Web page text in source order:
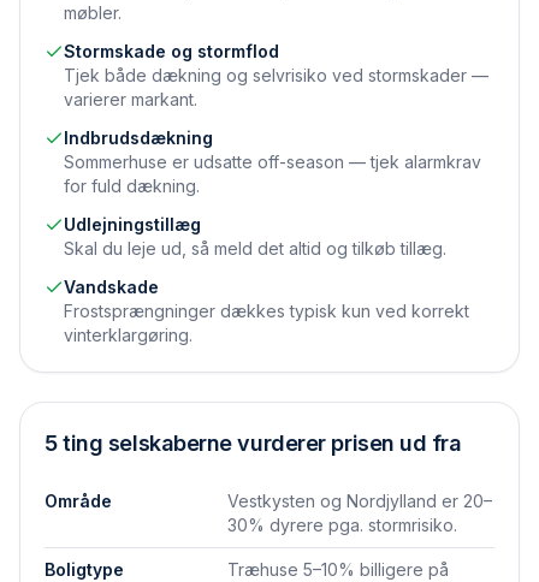
møbler.
Stormskade og storm­flod
Tjek både dækning og selvrisiko ved stormskader —
varierer markant.
Indbruds­dækning
Sommerhuse er udsatte off-season — tjek alarmkrav
for fuld dækning.
Udlejningstillæg
Skal du leje ud, så meld det altid og tilkøb tillæg.
Vandskade
Frostsprængninger dækkes typisk kun ved korrekt
vinter­klargøring.
5 ting selskaberne vurderer prisen ud fra
Område
Vestkysten og Nordjylland er 20–
30% dyrere pga. storm­risiko.
Boligtype
Træhuse 5–10% billigere på